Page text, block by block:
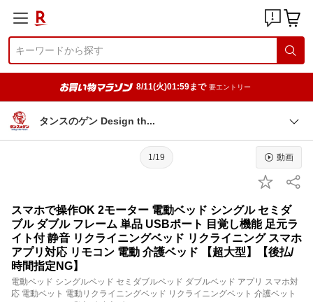
8/11(火)01:59まで 要エントリー
タンスのゲン Design th
1/19 動画
スマホで操作OK 2モーター 電動ベッド シングル セミダ
ブル ダブル フレーム 単品 USBポート 目覚し機能 足元ラ
イト付 静音 リクライニングベッド リクライニング スマホ
アプリ対応 リモコン 電動 介護ベッド 【超大型】【後払/
時間指定NG】
電動ベッド シングルベッド セミダブルベッド ダブルベッド アプリ スマホ対
応 電動ベット 電動リクライニングベッド リクライニングベット 介護ベット